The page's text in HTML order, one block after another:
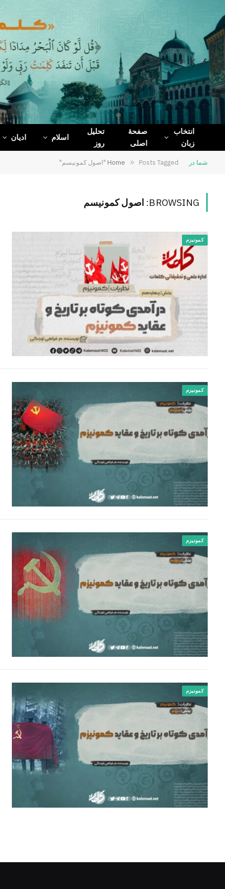
Facebook
X
(Twitter)
Telegram
WhatsApp
انتخاب
زبان
صفحۀ
اصلی
تحلیل
روز
اسلام ادیان
شما در Home » Posts Tagged "اصول کمونیسم"
BROWSING: اصول کمونیسم
کمونیزم
کمونیزم
کمونیزم
کمونیزم